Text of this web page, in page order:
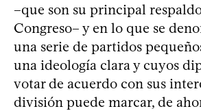
–que son su principal
Congreso– y en lo que se
una serie de partidos
una ideología clara y cuyos
votar de acuerdo con sus
división puede marcar, de